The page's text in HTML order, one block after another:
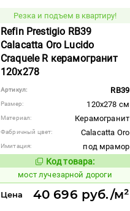
Резка и подъем в квартиру!
Refin Prestigio RB39
Calacatta Oro Lucido
Craquele R керамогранит
120x278
Артикул: RB39
Размер: 120x278 см
Материал: Керамогранит
Фабричный цвет: Calacatta Oro
Имитация:
под мрамор
Код товара:
1026522Код товара:
мост лучезарной дороги
Цена 40 696 руб./м²